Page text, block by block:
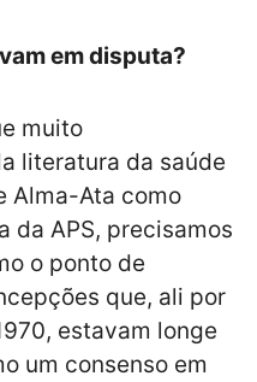
em disputa?
muito
literatura da saúde
Alma-Ata como
da APS, precisamos
o ponto de
que, ali por
estavam longe
um consenso em